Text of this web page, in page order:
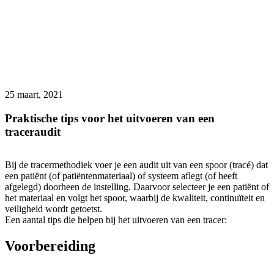
25 maart, 2021
Praktische tips voor het uitvoeren van een
traceraudit
Bij de tracermethodiek voer je een audit uit van een spoor (tracé) dat
een patiënt (of patiëntenmateriaal) of systeem aflegt (of heeft
afgelegd) doorheen de instelling. Daarvoor selecteer je een patiënt of
het materiaal en volgt het spoor, waarbij de kwaliteit, continuïteit en
veiligheid wordt getoetst.
Een aantal tips die helpen bij het uitvoeren van een tracer:
Voorbereiding